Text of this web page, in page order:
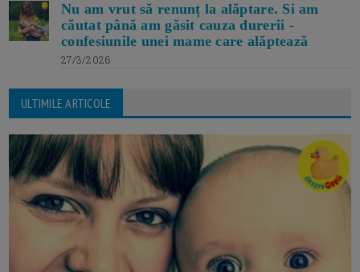
Nu am vrut să renunț la alăptare. Si am
căutat până am găsit cauza durerii -
confesiunile unei mame care alăptează
27/3/2026
ULTIMILE ARTICOLE